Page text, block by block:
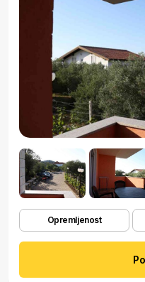
malo djecom tako i osoba
konfiguracije otoka, popularna
pruža mogućnost igranja
mališane. Ukoliko ste roditelj
odmor bez puno stresa oko
plaža pješčana s plićakom
apartmana, sa sjenovitim
boraviti tijekom cijelog dana
Dođite i otkrijte djelić ovog
Opremljenost